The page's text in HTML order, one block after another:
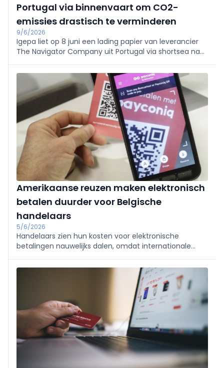
Portugal via binnenvaart om CO2-
emissies drastisch te verminderen
9/6/2026
Igepa liet op 8 juni een lading papier van leverancier
The Navigator Company uit Portugal via shortsea naar
vervoeren.
Amerikaanse reuzen maken elektronisch
betalen duurder voor Belgische
handelaars
5/6/2026
Handelaars zien hun kosten voor elektronische
betalingen nauwelijks dalen, omdat internationale
optrekken. Voor kleine ondernemers blijft dat
kostenplaatje onvoldoende transparant.